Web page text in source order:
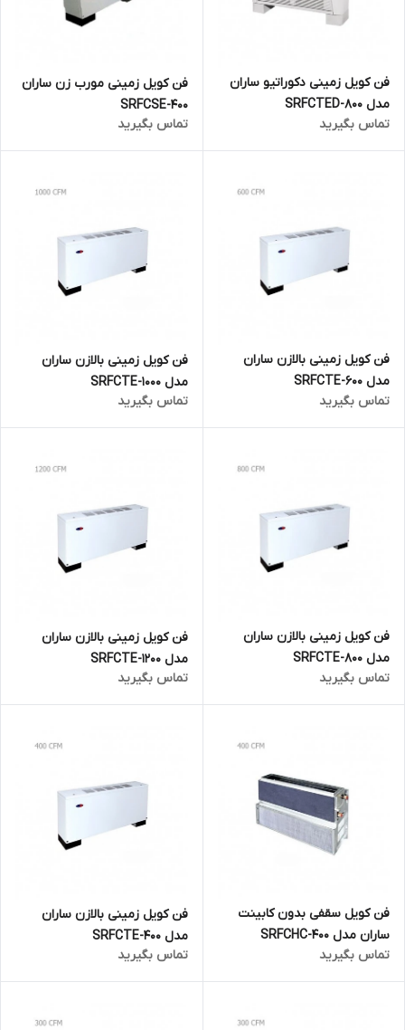
فن کویل زمینی دکوراتیو ساران
مدل 800-SRFCTED
تماس بگیرید
فن کویل زمینی مورب زن ساران
SRFCSE-400
تماس بگیرید
فن کویل زمینی بالازن ساران
مدل SRFCTE-600
تماس بگیرید
فن کویل زمینی بالازن ساران
مدل SRFCTE-1000
تماس بگیرید
فن کویل زمینی بالازن ساران
مدل SRFCTE-800
تماس بگیرید
فن کویل زمینی بالازن ساران
مدل SRFCTE-1200
تماس بگیرید
فن کویل سقفی بدون کابینت
ساران مدل SRFCHC-400
تماس بگیرید
فن کویل زمینی بالازن ساران
مدل SRFCTE-400
تماس بگیرید